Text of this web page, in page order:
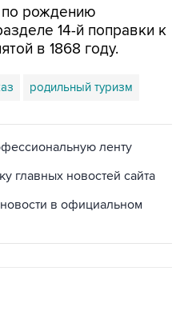
по рождению
14-й поправки к
в 1868 году.
родильный туризм
ленту
главных новостей сайта
в официальном